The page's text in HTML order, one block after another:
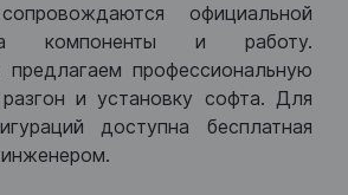
официальной
компоненты и работу.
предлагаем профессиональную
и установку софта. Для
доступна бесплатная